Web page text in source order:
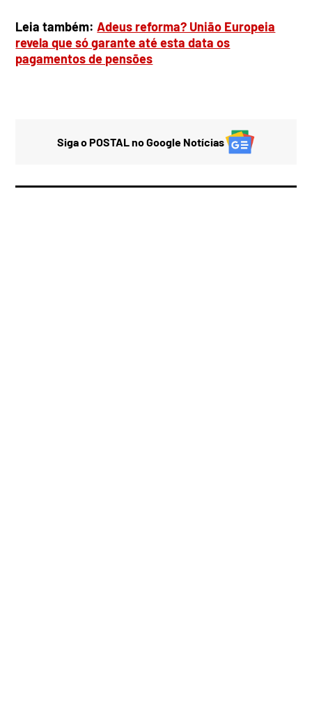
Leia também:Adeus reforma? União Europeia
revela que só garante até esta data os
pagamentos de pensões
Siga o POSTAL no Google Notícias